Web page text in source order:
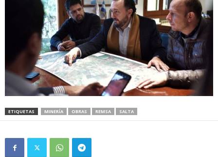
ETIQUETAS MINERÍA OBRAS REMSA SALTA